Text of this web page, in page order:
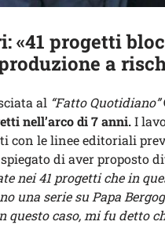
«41 progetti
a
al “Fatto Quotidiano”
nell’arco di 7 anni.I
con le linee editoriali
di aver proposto
nei 41 progetti che in
una serie su Papa
questo caso, mi fu detto